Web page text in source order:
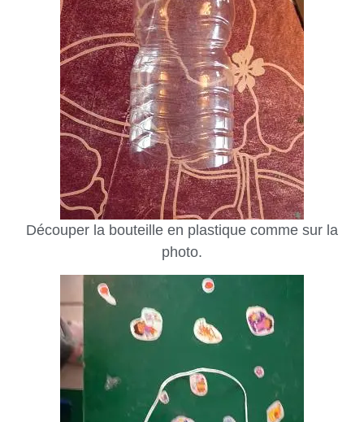
Découper la bouteille en plastique comme sur la
photo.